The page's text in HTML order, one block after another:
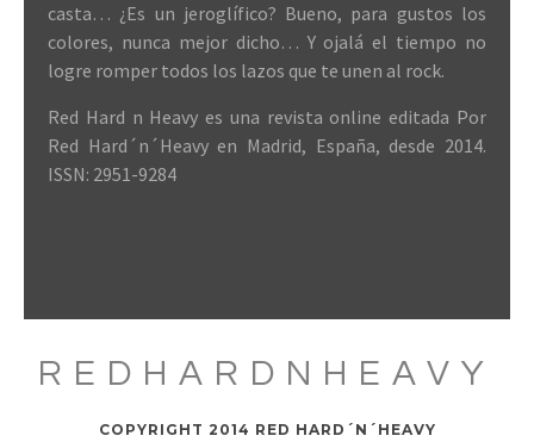
casta… ¿Es un jeroglífico? Bueno, para gustos los
colores, nunca mejor dicho… Y ojalá el tiempo no
logre romper todos los lazos que te unen al rock.
Red Hard n Heavy es una revista online editada Por
Red Hard´n´Heavy en Madrid, España, desde 2014.
ISSN: 2951-9284
REDHARDNHEAVY
COPYRIGHT 2014 RED HARD´N´HEAVY